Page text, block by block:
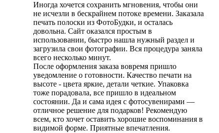
Иногда хочется сохранить мгновения, чтобы они
не исчезли в бескрайнем потоке времени. Заказала
печать полоски из ФотоБудки, и осталась
довольна. Сайт оказался простым в
использовании, быстро нашла нужный раздел и
загрузила свои фотографии. Вся процедура заняла
всего несколько минут.
После оформления заказа вовремя пришло
уведомление о готовности. Качество печати на
высоте - цвета яркие, детали четкие. Упаковка
тоже порадовала, все пришло в идеальном
состоянии. Да и сама идея с фотосувенирами —
отличное решение для подарков! Рекомендую
всем, кто хочет оставить хорошие воспоминания в
видимой форме. Приятные впечатления.